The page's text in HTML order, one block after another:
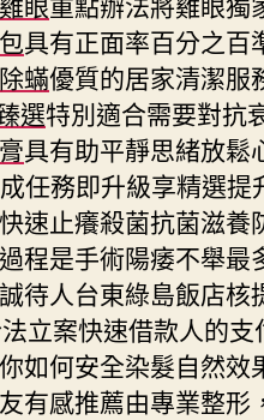
具有正面率百分之百
除蟎優質的居家清潔服
選特別適合需要對抗
具有助平靜思緒放鬆
任務即升級享精選提
快速止癢殺菌抗菌滋養
程是手術陽痿不舉最
待人台東綠島飯店核
立案快速借款人的
如何安全染髮自然效
有感推薦由專業整形